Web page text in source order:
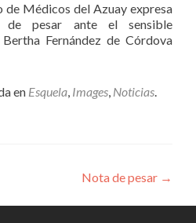
Médicos del Azuay expresa
pesar ante el sensible
Fernández de Córdova
en Esquela, Images, Noticias.
Nota de pesar →